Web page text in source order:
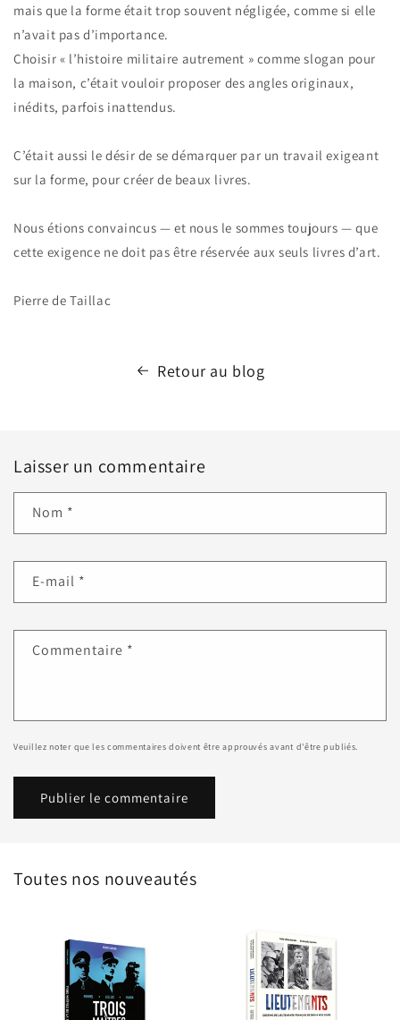
mais que la forme était trop souvent négligée, comme si elle
n’avait pas d’importance.
Choisir « l’histoire militaire autrement » comme slogan pour
la maison, c’était vouloir proposer des angles originaux,
inédits, parfois inattendus.
C’était aussi le désir de se démarquer par un travail exigeant
sur la forme, pour créer de beaux livres.
Nous étions convaincus — et nous le sommes toujours — que
cette exigence ne doit pas être réservée aux seuls livres d’art.
Pierre de Taillac
Retour au blog
Laisser un commentaire
Nom *
E-mail *
Commentaire *
Veuillez noter que les commentaires doivent être approuvés avant d'être publiés.
Toutes nos nouveautés